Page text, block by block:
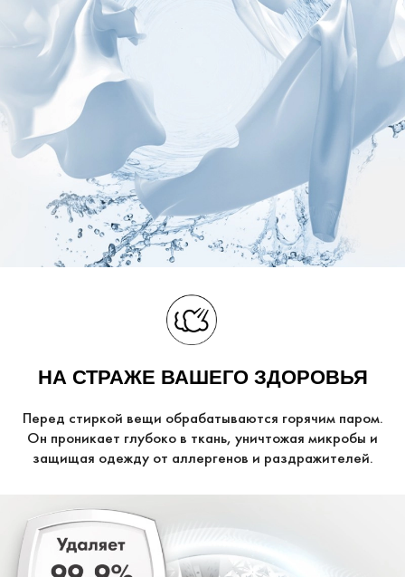
НА СТРАЖЕ ВАШЕГО ЗДОРОВЬЯ
Перед стиркой вещи обрабатываются горячим паром.
Он проникает глубоко в ткань, уничтожая микробы и
защищая одежду от аллергенов и раздражителей.